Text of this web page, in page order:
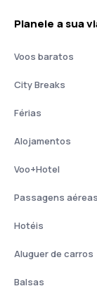
Planeie a sua
Voos baratos
City Breaks
Férias
Alojamentos
Voo+Hotel
Passagens aéreas
Hotéis
Aluguer de carros
Balsas